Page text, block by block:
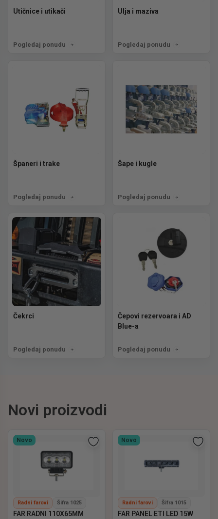
Utičnice i utikači
Pogledaj ponudu
Ulja i maziva
Pogledaj ponudu
Španeri i trake
Pogledaj ponudu
Šape i kugle
Pogledaj ponudu
Čekrci
Pogledaj ponudu
Čepovi rezervoara i AD
Blue-a
Pogledaj ponudu
Novi proizvodi
Novo
Radni farovi Šifra 1025
FAR RADNI 110X65MM
Novo
Radni farovi Šifra 1015
FAR PANEL ETI LED 15W